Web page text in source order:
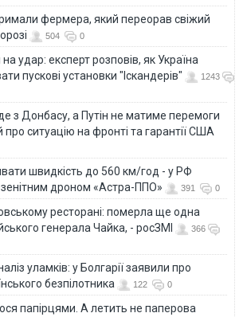
фермера, який переорав свіжий
504 0
удар: експерт розповів, як Україна
пускові установки "Іскандерів"
1243
з Донбасу, а Путін не матиме перемоги
ситуацію на фронті та гарантії США
швидкість до 560 км/год - у РФ
дроном «Астра-ППО»
391 0
ресторані: померла ще одна
генерала Чайка, - росЗМІ
366
уламків: у Болгарії заявили про
безпілотника
122 0
папірцями. А летить не паперова